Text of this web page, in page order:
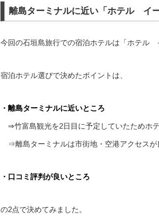
離島ターミナルに近い「 ホテル イ
今回の石垣島旅行での宿泊ホテルは「ホテル
宿泊ホテル選びで決めたポイントは、
・離島ターミナルに近いところ
⇒竹富島観光を2日目に予定していたためホ
⇒離島ターミナルは市街地・空港アクセスが
・口コミ評判が良いところ
の2点で決めてみました。